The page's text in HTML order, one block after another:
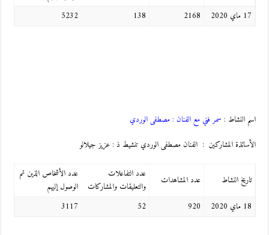
17 ماي 2020
2168
138
5232
اسم النشاط :سمر فني مع الفنان : مصطفى الوردي
الأساتذة المشاركين : الفنان مصطفى الوردي تنشيط ذ : عزيز جيلالو
تاريخ النشاط عدد المشاهدات
عدد التفاعلات
والتعليقات والمشاركات
عدد الأشخاص الذين تم
الوصول إليهم
18 ماي 2020
920
52
3117